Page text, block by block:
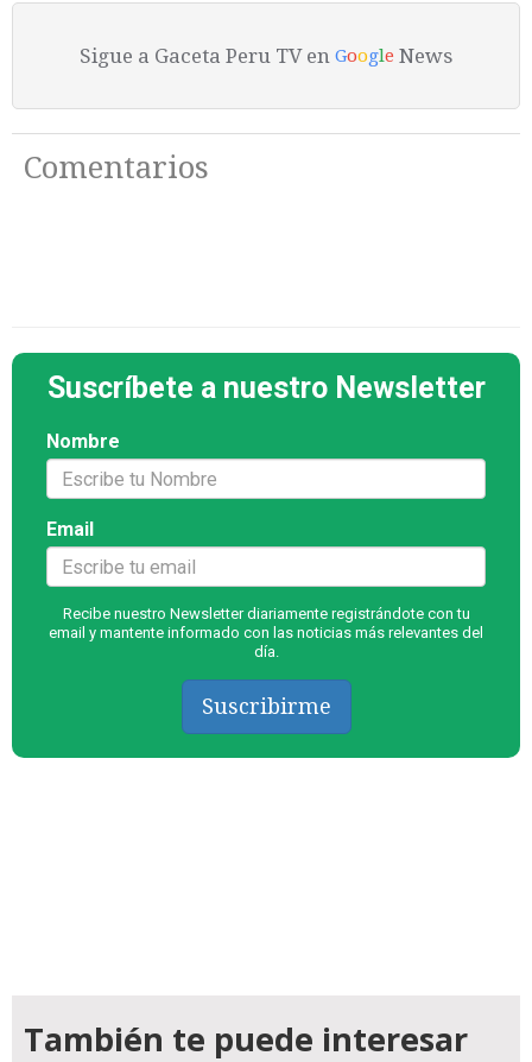
Sigue a Gaceta Peru TV en Google News
Comentarios
Suscríbete a nuestro Newsletter
Nombre
Email
Recibe nuestro Newsletter diariamente registrándote con tu
email y mantente informado con las noticias más relevantes del
día.
Suscribirme
También te puede interesar